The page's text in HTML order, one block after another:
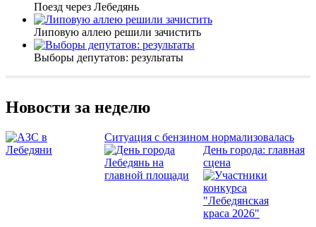
Поезд через Лебедянь
Липовую аллею решили зачистить
Выборы депутатов: результаты
Новости за неделю
Ситуация с бензином нормализовалась
День города: главная
сцена